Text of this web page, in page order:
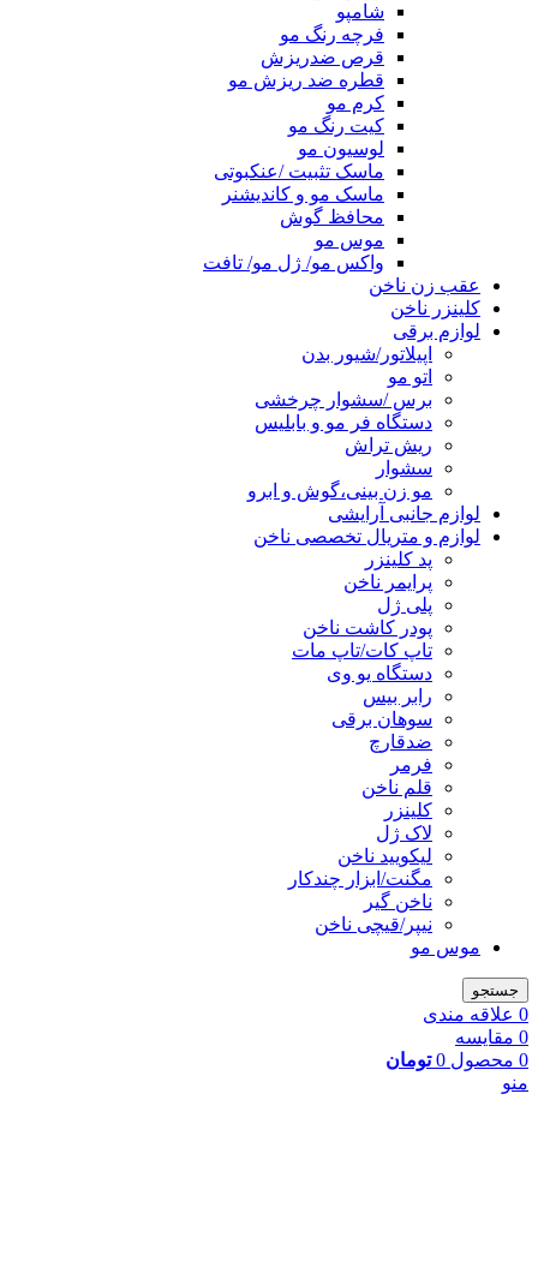
شامپو
فرچه رنگ مو
قرص ضدریزش
قطره ضد ریزش مو
کرم مو
کیت رنگ مو
لوسیون مو
ماسک تثبیت /عنکبوتی
ماسک مو و کاندیشنر
محافظ گوش
موس مو
واکس مو/ ژل مو/ تافت
عقب زن ناخن
کلینزر ناخن
لوازم برقی
اپیلاتور/شیور بدن
اتو مو
برس /سشوار چرخشی
دستگاه فر مو و بابلیس
ریش تراش
سشوار
مو زن بینی،گوش و ابرو
لوازم جانبی آرایشی
لوازم و متریال تخصصی ناخن
پد کلینزر
پرایمر ناخن
پلی ژل
پودر کاشت ناخن
تاپ کات/تاپ مات
دستگاه یو وی
رابر بیس
سوهان برقی
ضدقارچ
فرمر
قلم ناخن
کلینزر
لاک ژل
لیکوييد ناخن
مگنت/ابزار چندکار
ناخن گیر
نیپر/قیچی ناخن
موس مو
جستجو
0 علاقه مندی
0 مقایسه
0 محصول 0 تومان
منو